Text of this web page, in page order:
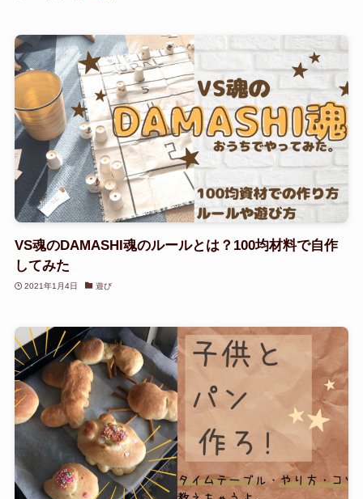
VS魂のDAMASHI魂のルールとは？100均材料で自作
してみた
2021年1月4日 遊び